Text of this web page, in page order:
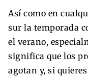
Así como en
sur la temporada
el verano,
significa que los
agotan y, si